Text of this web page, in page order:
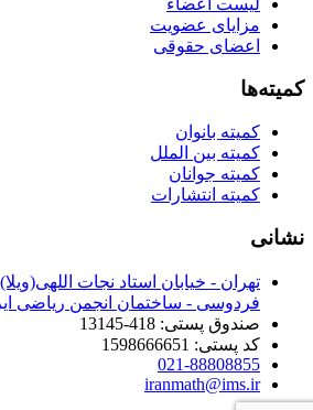
مزایای عضویت
اعضای حقوقی
کمیته‌ها
کمیته بانوان
کمیته بین الملل
کمیته جوانان
کمیته انتشارات
نشانی
تهران - خیابان استاد نجات
فردوسی - ساختمان انجمن ریاضی
صندوق پستی: 418-13145
کد پستی: 1598666651
021-88808855
iranmath@ims.ir